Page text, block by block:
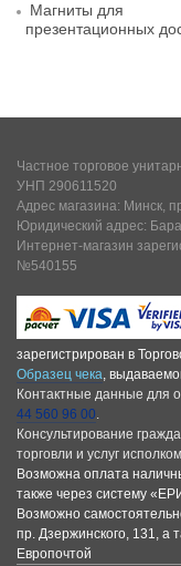
Магниты для
презентационных
Частное торговое
УНП 290611520
Адрес магазина: Минск,
Юридический адрес:
Интернет-магазин
№540155
зарегистрирован в
Образец чека,
Контактные данные для
44 560 96 00.
Консультирование
торговли и услуг
Возможна оплата
также через систему
Возможно
пр. Дзержинского, 131, а
Европочтой